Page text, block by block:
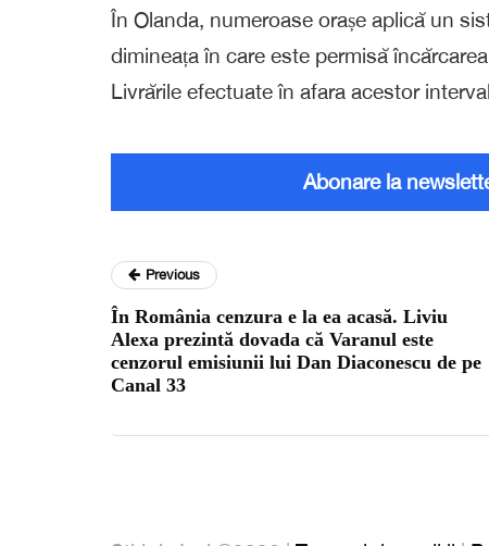
În Olanda, numeroase orașe aplică un
dimineața în care este permisă
Livrările efectuate în afara acestor
Abonare la
Previous
În România cenzura e la ea acasă. Liviu
Alexa prezintă dovada că Varanul este
cenzorul emisiunii lui Dan Diaconescu de pe
Canal 33